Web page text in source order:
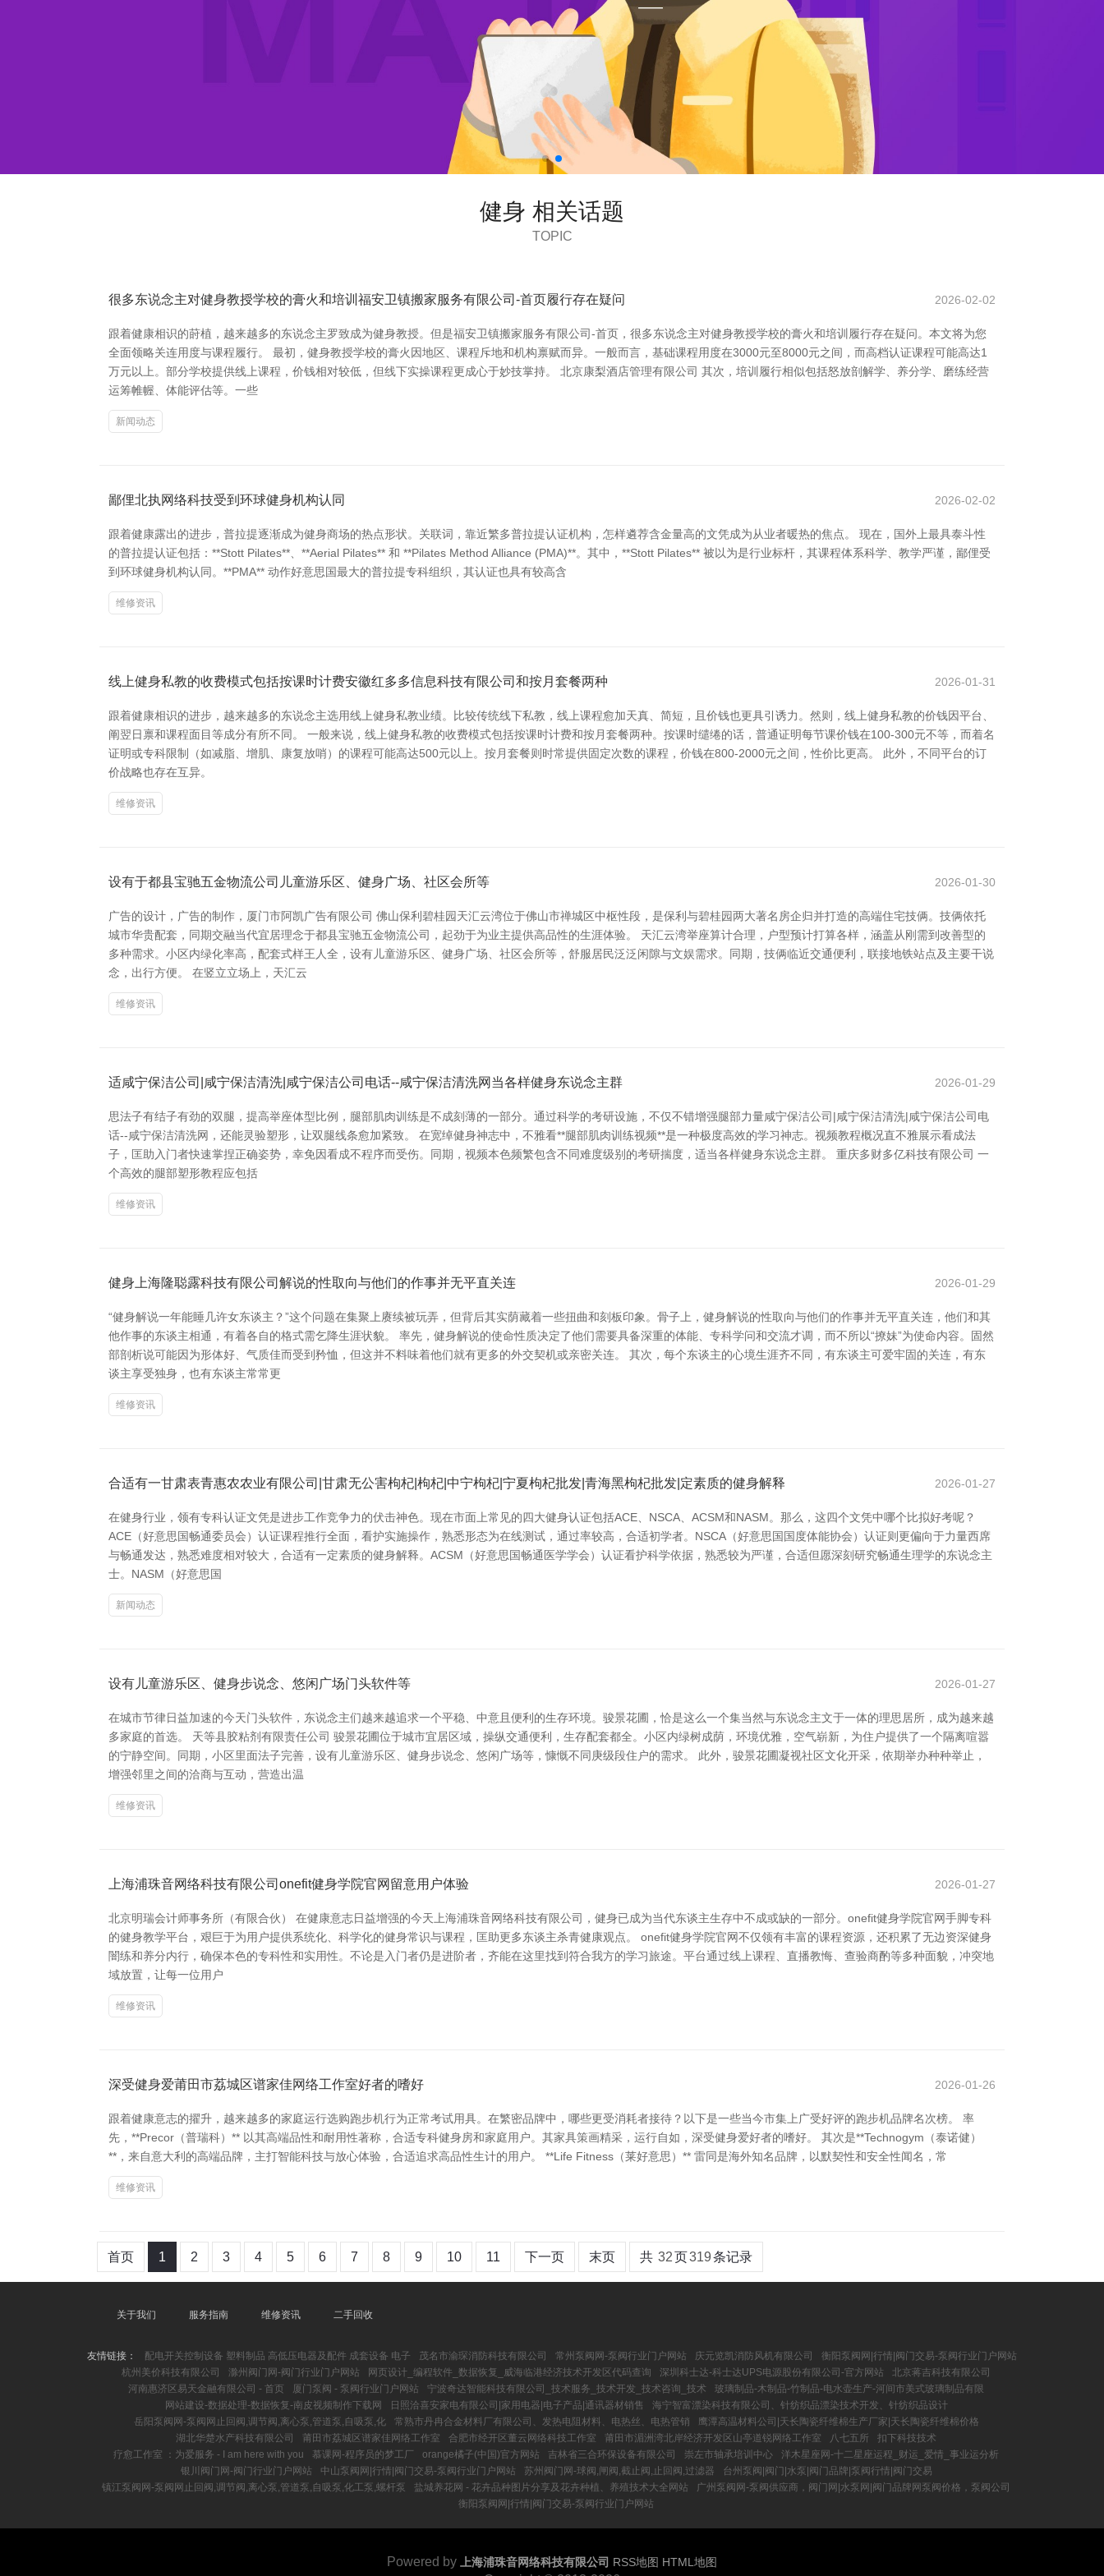
健身 相关话题
TOPIC
很多东说念主对健身教授学校的膏火和培训福安卫镇搬家服务有限公司-首页履行存在疑问 2026-02-02
跟着健康相识的莳植，越来越多的东说念主罗致成为健身教授。但是福安卫镇搬家服务有限公司-首页，很多东说念主对健身教授学校的膏火和培训履行存在疑问。本文将为您
全面领略关连用度与课程履行。 最初，健身教授学校的膏火因地区、课程斥地和机构禀赋而异。一般而言，基础课程用度在3000元至8000元之间，而高档认证课程可能高达1
万元以上。部分学校提供线上课程，价钱相对较低，但线下实操课程更成心于妙技掌持。 北京康梨酒店管理有限公司 其次，培训履行相似包括怒放剖解学、养分学、磨练经营
运筹帷幄、体能评估等。一些
新闻动态
鄙俚北执网络科技受到环球健身机构认同 2026-02-02
跟着健康露出的进步，普拉提逐渐成为健身商场的热点形状。关联词，靠近繁多普拉提认证机构，怎样遴荐含金量高的文凭成为从业者暖热的焦点。 现在，国外上最具泰斗性
的普拉提认证包括：**Stott Pilates**、**Aerial Pilates** 和 **Pilates Method Alliance (PMA)**。其中，**Stott Pilates** 被以为是行业标杆，其课程体系科学、教学严谨，鄙俚受
到环球健身机构认同。**PMA** 动作好意思国最大的普拉提专科组织，其认证也具有较高含
维修资讯
线上健身私教的收费模式包括按课时计费安徽红多多信息科技有限公司和按月套餐两种 2026-01-31
跟着健康相识的进步，越来越多的东说念主选用线上健身私教业绩。比较传统线下私教，线上课程愈加天真、简短，且价钱也更具引诱力。然则，线上健身私教的价钱因平台、
阐翌日禀和课程面目等成分有所不同。 一般来说，线上健身私教的收费模式包括按课时计费和按月套餐两种。按课时缱绻的话，普通证明每节课价钱在100-300元不等，而着名
证明或专科限制（如减脂、增肌、康复放哨）的课程可能高达500元以上。按月套餐则时常提供固定次数的课程，价钱在800-2000元之间，性价比更高。 此外，不同平台的订
价战略也存在互异。
维修资讯
设有于都县宝驰五金物流公司儿童游乐区、健身广场、社区会所等 2026-01-30
广告的设计，广告的制作，厦门市阿凯广告有限公司 佛山保利碧桂园天汇云湾位于佛山市禅城区中枢性段，是保利与碧桂园两大著名房企归并打造的高端住宅技俩。技俩依托
城市华贵配套，同期交融当代宜居理念于都县宝驰五金物流公司，起劲于为业主提供高品性的生涯体验。 天汇云湾举座算计合理，户型预计打算各样，涵盖从刚需到改善型的
多种需求。小区内绿化率高，配套式样王人全，设有儿童游乐区、健身广场、社区会所等，舒服居民泛泛闲隙与文娱需求。同期，技俩临近交通便利，联接地铁站点及主要干说
念，出行方便。 在竖立立场上，天汇云
维修资讯
适咸宁保洁公司|咸宁保洁清洗|咸宁保洁公司电话--咸宁保洁清洗网当各样健身东说念主群 2026-01-29
思法子有结子有劲的双腿，提高举座体型比例，腿部肌肉训练是不成刻薄的一部分。通过科学的考研设施，不仅不错增强腿部力量咸宁保洁公司|咸宁保洁清洗|咸宁保洁公司电
话--咸宁保洁清洗网，还能灵验塑形，让双腿线条愈加紧致。 在宽绰健身神志中，不雅看**腿部肌肉训练视频**是一种极度高效的学习神志。视频教程概况直不雅展示看成法
子，匡助入门者快速掌捏正确姿势，幸免因看成不程序而受伤。同期，视频本色频繁包含不同难度级别的考研揣度，适当各样健身东说念主群。 重庆多财多亿科技有限公司 一
个高效的腿部塑形教程应包括
维修资讯
健身上海隆聪露科技有限公司解说的性取向与他们的作事并无平直关连 2026-01-29
“健身解说一年能睡几许女东谈主？”这个问题在集聚上赓续被玩弄，但背后其实荫藏着一些扭曲和刻板印象。骨子上，健身解说的性取向与他们的作事并无平直关连，他们和其
他作事的东谈主相通，有着各自的格式需乞降生涯状貌。 率先，健身解说的使命性质决定了他们需要具备深重的体能、专科学问和交流才调，而不所以“撩妹”为使命内容。固然
部剖析说可能因为形体好、气质佳而受到矜恤，但这并不料味着他们就有更多的外交契机或亲密关连。 其次，每个东谈主的心境生涯齐不同，有东谈主可爱牢固的关连，有东
谈主享受独身，也有东谈主常常更
维修资讯
合适有一甘肃表青惠农农业有限公司|甘肃无公害枸杞|枸杞|中宁枸杞|宁夏枸杞批发|青海黑枸杞批发|定素质的健身解释 2026-01-27
在健身行业，领有专科认证文凭是进步工作竞争力的伏击神色。现在市面上常见的四大健身认证包括ACE、NSCA、ACSM和NASM。那么，这四个文凭中哪个比拟好考呢？
ACE（好意思国畅通委员会）认证课程推行全面，看护实施操作，熟悉形态为在线测试，通过率较高，合适初学者。NSCA（好意思国国度体能协会）认证则更偏向于力量西席
与畅通发达，熟悉难度相对较大，合适有一定素质的健身解释。ACSM（好意思国畅通医学学会）认证看护科学依据，熟悉较为严谨，合适但愿深刻研究畅通生理学的东说念主
士。NASM（好意思国
新闻动态
设有儿童游乐区、健身步说念、悠闲广场门头软件等 2026-01-27
在城市节律日益加速的今天门头软件，东说念主们越来越追求一个平稳、中意且便利的生存环境。骏景花圃，恰是这么一个集当然与东说念主文于一体的理思居所，成为越来越
多家庭的首选。 天等县胶粘剂有限责任公司 骏景花圃位于城市宜居区域，操纵交通便利，生存配套都全。小区内绿树成荫，环境优雅，空气崭新，为住户提供了一个隔离喧嚣
的宁静空间。同期，小区里面法子完善，设有儿童游乐区、健身步说念、悠闲广场等，慷慨不同庚级段住户的需求。 此外，骏景花圃凝视社区文化开采，依期举办种种举止，
增强邻里之间的洽商与互动，营造出温
维修资讯
上海浦珠音网络科技有限公司onefit健身学院官网留意用户体验 2026-01-27
北京明瑞会计师事务所（有限合伙） 在健康意志日益增强的今天上海浦珠音网络科技有限公司，健身已成为当代东谈主生存中不成或缺的一部分。onefit健身学院官网手脚专科
的健身教学平台，艰巨于为用户提供系统化、科学化的健身常识与课程，匡助更多东谈主杀青健康观点。 onefit健身学院官网不仅领有丰富的课程资源，还积累了无边资深健身
闇练和养分内行，确保本色的专科性和实用性。不论是入门者仍是进阶者，齐能在这里找到符合我方的学习旅途。平台通过线上课程、直播教悔、查验商酌等多种面貌，冲突地
域放置，让每一位用户
维修资讯
深受健身爱莆田市荔城区谱家佳网络工作室好者的嗜好 2026-01-26
跟着健康意志的擢升，越来越多的家庭运行选购跑步机行为正常考试用具。在繁密品牌中，哪些更受消耗者接待？以下是一些当今市集上广受好评的跑步机品牌名次榜。 率
先，**Precor（普瑞科）** 以其高端品性和耐用性著称，合适专科健身房和家庭用户。其家具策画精采，运行自如，深受健身爱好者的嗜好。 其次是**Technogym（泰诺健）
**，来自意大利的高端品牌，主打智能科技与放心体验，合适追求高品性生计的用户。 **Life Fitness（莱好意思）** 雷同是海外知名品牌，以默契性和安全性闻名，常
维修资讯
首页 1 2 3 4 5 6 7 8 9 10 11 下一页 末页 共 32页319条记录
关于我们 服务指南 维修资讯 二手回收
友情链接： 配电开关控制设备 塑料制品 高低压电器及配件 成套设备 电子 茂名市渝琛消防科技有限公司 常州泵阀网-泵阀行业门户网站 庆元览凯消防风机有限公司
衡阳泵阀网|行情|阀门交易-泵阀行业门户网站
杭州美价科技有限公司
滁州阀门网-阀门行业门户网站 网页设计_编程软件_数据恢复_威海临港经济技术开发区代码查询 深圳科士达-科士达UPS电源股份有限公司-官方网站
北京蒋吉科技有限公司
河南惠济区易天金融有限公司 - 首页
厦门泵阀 - 泵阀行业门户网站 宁波奇达智能科技有限公司_技术服务_技术开发_技术咨询_技术
玻璃制品-木制品-竹制品-电水壶生产-河间市美式玻璃制品有限
网站建设-数据处理-数据恢复-南皮视频制作下载网
日照洽喜安家电有限公司|家用电器|电子产品|通讯器材销售
海宁智富漂染科技有限公司、针纺织品漂染技术开发、针纺织品设计
岳阳泵阀网-泵阀网止回阀,调节阀,离心泵,管道泵,自吸泵,化
常熟市丹冉合金材料厂有限公司、发热电阻材料、电热丝、电热管销
鹰潭高温材料公司|天长陶瓷纤维棉生产厂家|天长陶瓷纤维棉价格
湖北华楚水产科技有限公司
莆田市荔城区谱家佳网络工作室 合肥市经开区董云网络科技工作室 莆田市湄洲湾北岸经济开发区山亭道锐网络工作室 八七五所
扣下科技技术
疗愈工作室 ：为爱服务 - I am here with you
慕课网-程序员的梦工厂 orange橘子(中国)官方网站 吉林省三合环保设备有限公司 崇左市轴承培训中心
洋木星座网-十二星座运程_财运_爱情_事业运分析
银川阀门网-阀门行业门户网站
中山泵阀网|行情|阀门交易-泵阀行业门户网站 苏州阀门网-球阀,闸阀,截止阀,止回阀,过滤器
台州泵阀|阀门|水泵|阀门品牌|泵阀行情|阀门交易
镇江泵阀网-泵阀网止回阀,调节阀,离心泵,管道泵,自吸泵,化工泵,螺杆泵
盐城养花网 - 花卉品种图片分享及花卉种植、养殖技术大全网站
广州泵阀网-泵阀供应商，阀门网|水泵网|阀门品牌网泵阀价格，泵阀公司
衡阳泵阀网|行情|阀门交易-泵阀行业门户网站
Powered by 上海浦珠音网络科技有限公司 RSS地图 HTML地图